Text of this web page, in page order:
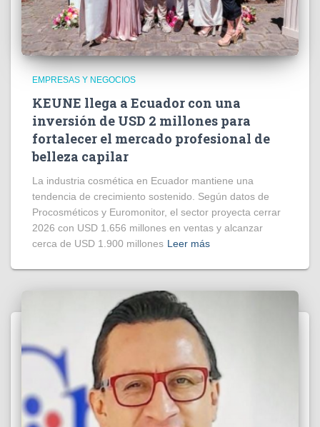
EMPRESAS Y NEGOCIOS
KEUNE llega a Ecuador con una
inversión de USD 2 millones para
fortalecer el mercado profesional de
belleza capilar
La industria cosmética en Ecuador mantiene una
tendencia de crecimiento sostenido. Según datos de
Procosméticos y Euromonitor, el sector proyecta cerrar
2026 con USD 1.656 millones en ventas y alcanzar
cerca de USD 1.900 millones Leer más